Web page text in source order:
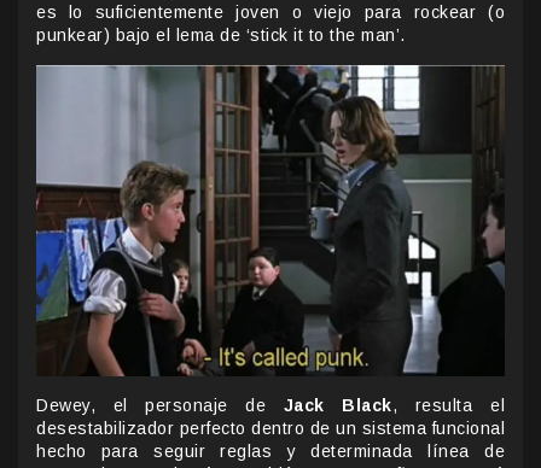
es lo suficientemente joven o viejo para rockear (o
punkear) bajo el lema de ‘stick it to the man’.
Dewey, el personaje de Jack Black, resulta el
desestabilizador perfecto dentro de un sistema funcional
hecho para seguir reglas y determinada línea de